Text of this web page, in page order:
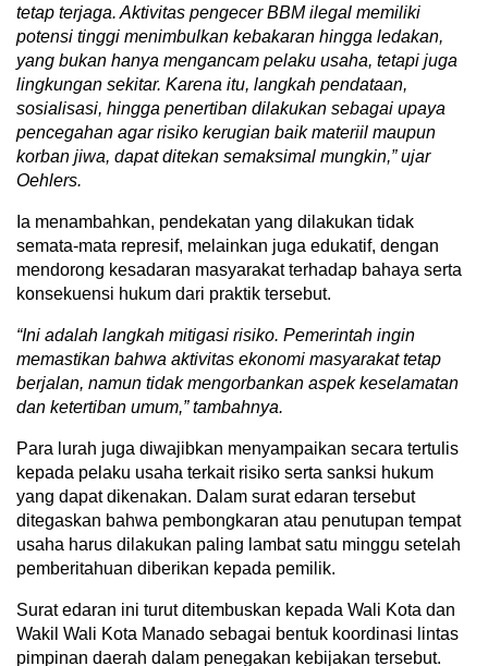
tetap terjaga. Aktivitas pengecer BBM ilegal memiliki
potensi tinggi menimbulkan kebakaran hingga ledakan,
yang bukan hanya mengancam pelaku usaha, tetapi juga
lingkungan sekitar. Karena itu, langkah pendataan,
sosialisasi, hingga penertiban dilakukan sebagai upaya
pencegahan agar risiko kerugian baik materiil maupun
korban jiwa, dapat ditekan semaksimal mungkin,” ujar
Oehlers.
Ia menambahkan, pendekatan yang dilakukan tidak
semata-mata represif, melainkan juga edukatif, dengan
mendorong kesadaran masyarakat terhadap bahaya serta
konsekuensi hukum dari praktik tersebut.
“Ini adalah langkah mitigasi risiko. Pemerintah ingin
memastikan bahwa aktivitas ekonomi masyarakat tetap
berjalan, namun tidak mengorbankan aspek keselamatan
dan ketertiban umum,” tambahnya.
Para lurah juga diwajibkan menyampaikan secara tertulis
kepada pelaku usaha terkait risiko serta sanksi hukum
yang dapat dikenakan. Dalam surat edaran tersebut
ditegaskan bahwa pembongkaran atau penutupan tempat
usaha harus dilakukan paling lambat satu minggu setelah
pemberitahuan diberikan kepada pemilik.
Surat edaran ini turut ditembuskan kepada Wali Kota dan
Wakil Wali Kota Manado sebagai bentuk koordinasi lintas
pimpinan daerah dalam penegakan kebijakan tersebut.